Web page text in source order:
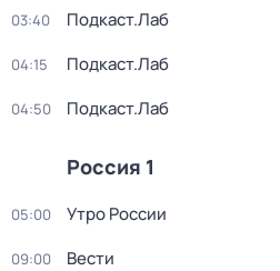
03:40 Подкаст.Лаб
04:15 Подкаст.Лаб
04:50 Подкаст.Лаб
Россия 1
05:00 Утро России
09:00 Вести